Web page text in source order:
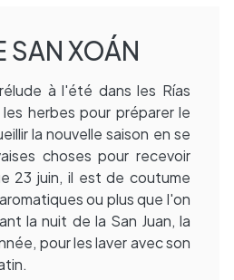
SAN XOÁN
à l'été dans les Rías
les herbes pour préparer le
la nouvelle saison en se
choses pour recevoir
23 juin, il est de coutume
ou plus que l'on
la nuit de la San Juan, la
pour les laver avec son